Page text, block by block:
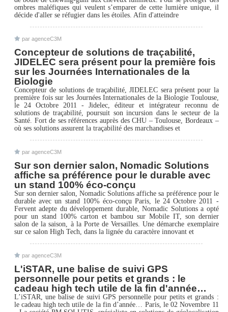
ombres maléfiques qui veulent s’emparer de cette lumière unique, il
décide d'aller se réfugier dans les étoiles. Afin d'atteindre
par agenceC3M
Concepteur de solutions de traçabilité,
JIDELEC sera présent pour la première fois
sur les Journées Internationales de la
Biologie
Concepteur de solutions de traçabilité, JIDELEC sera présent pour la
première fois sur les Journées Internationales de la Biologie Toulouse,
le 24 Octobre 2011 - Jidelec, éditeur et intégrateur reconnu de
solutions de traçabilité, poursuit son incursion dans le secteur de la
Santé. Fort de ses références auprès des CHU – Toulouse, Bordeaux –
où ses solutions assurent la traçabilité des marchandises et
par agenceC3M
Sur son dernier salon, Nomadic Solutions
affiche sa préférence pour le durable avec
un stand 100% éco-conçu
Sur son dernier salon, Nomadic Solutions affiche sa préférence pour le
durable avec un stand 100% éco-conçu Paris, le 24 Octobre 2011 -
Fervent adepte du développement durable, Nomadic Solutions a opté
pour un stand 100% carton et bambou sur Mobile IT, son dernier
salon de la saison, à la Porte de Versailles. Une démarche exemplaire
sur ce salon High Tech, dans la lignée du caractère innovant et
par agenceC3M
L'iSTAR, une balise de suivi GPS
personnelle pour petits et grands : le
cadeau high tech utile de la fin d'année…
L’iSTAR, une balise de suivi GPS personnelle pour petits et grands :
le cadeau high tech utile de la fin d’année… Paris, le 02 Novembre 11